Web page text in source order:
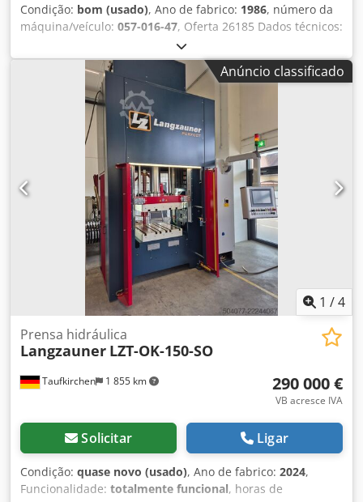
Condição: bom (usado), Ano de fabrico: 1986, número da
máquina/veículo: 057-016-47, Oferta 26185 Dados técnicos:
- força máxima de prensagem: 160 t - curso máximo do
êmbolo: aprox. 500 mm - velocidade média de trabalho:
aprox. 92 mm/s - velocidade de retorno: 125 mm/s - altura
de instalação: aprox. 1000 mm - alcance até o centro do
êmbolo: 360 mm - diâmetro do pino de fixação do êmbolo:
40 mm - dimensões da mesa: 900 x 630 mm -
furo/abertura na mesa: 220 mm - altura da mesa em
relação ao chão: 720 mm - capacidade do óleo: aprox. 200
litros - motor: 400 V / 17 kW Dcodpfx Abjzn H Rvozek -
espaço necessário: aprox. L 1150 x A 3600 x P 1850 mm -
peso: aprox. 7500 kg
Anúncio classificado
1 /4
Taufkirchen 1 855 km
Prensa hidráulica
Langzauner LZT-OK-150-SO
290 000 €
VB acresce IVA
Solicitar Ligar
Condição: quase novo (usado), Ano de fabrico: 2024,
Funcionalidade: totalmente funcional, horas de